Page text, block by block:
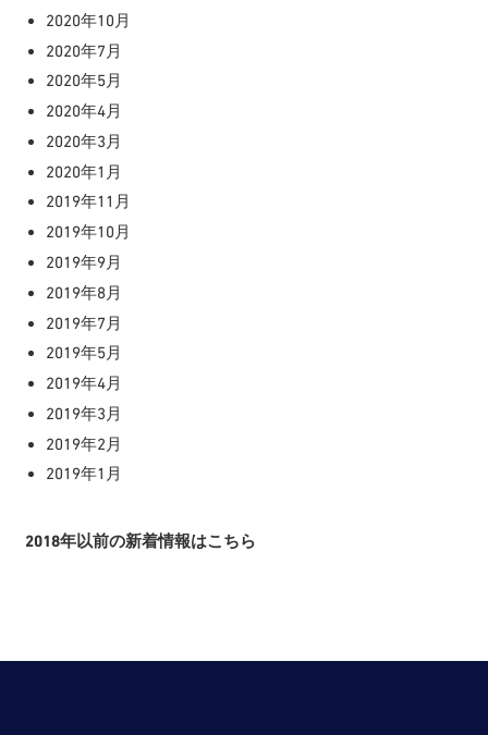
2020年10月
2020年7月
2020年5月
2020年4月
2020年3月
2020年1月
2019年11月
2019年10月
2019年9月
2019年8月
2019年7月
2019年5月
2019年4月
2019年3月
2019年2月
2019年1月
2018年以前の新着情報はこちら